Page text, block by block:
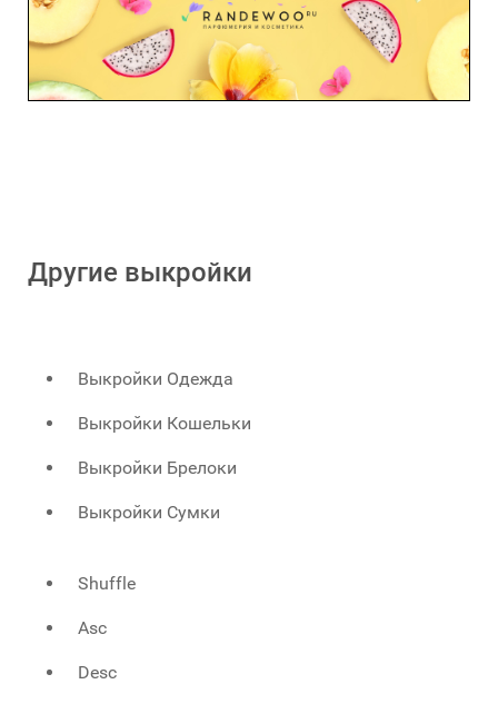
Другие выкройки
Выкройки Одежда
Выкройки Кошельки
Выкройки Брелоки
Выкройки Сумки
Shuffle
Asc
Desc